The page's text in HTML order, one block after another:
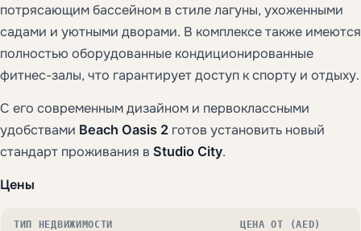
потрясающим бассейном в стиле лагуны, ухоженными
садами и уютными дворами. В комплексе также имеются
полностью оборудованные кондиционированные
фитнес-залы, что гарантирует доступ к спорту и отдыху.
С его современным дизайном и первоклассными
удобствами Beach Oasis 2 готов установить новый
стандарт проживания в Studio City.
Цены
ТИП НЕДВИЖИМОСТИ ЦЕНА ОТ (AED)